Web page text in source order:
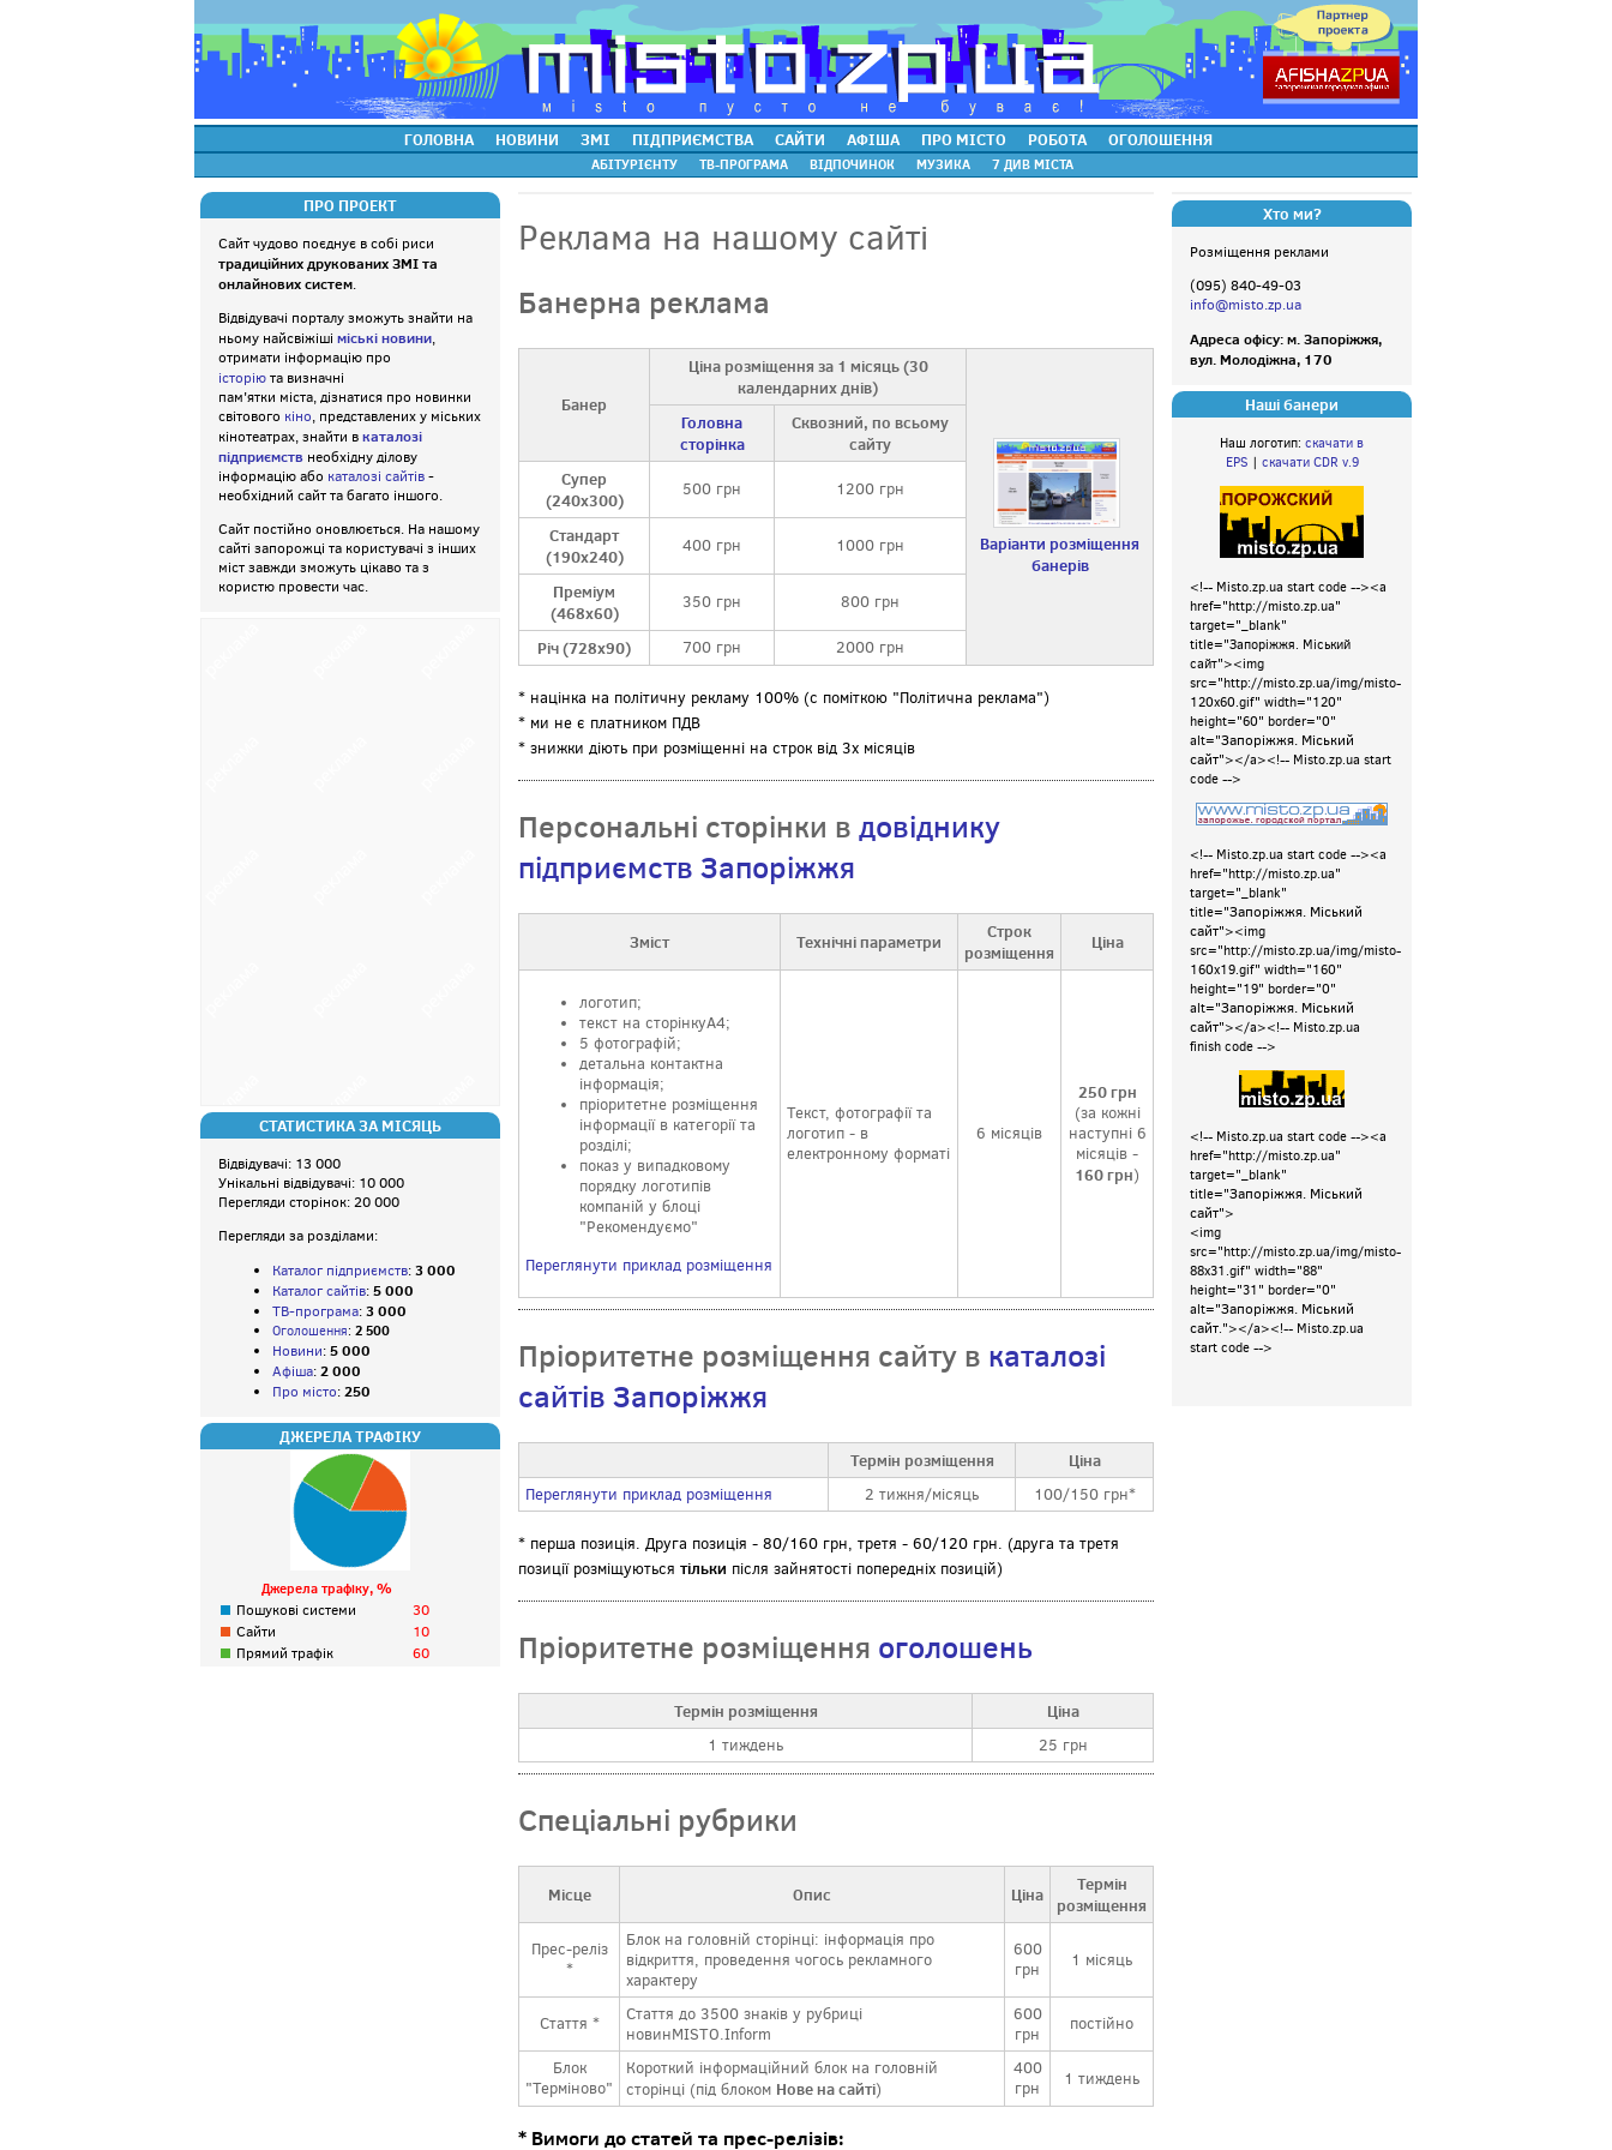
ГОЛОВНА НОВИНИ ЗМІ ПІДПРИЄМСТВА САЙТИ АФІША ПРО МІСТО РОБОТА ОГОЛОШЕННЯ
АБІТУРІЄНТУ ТВ-ПРОГРАМА ВІДПОЧИНОК МУЗИКА 7 ДИВ МІСТА
ПРО ПРОЕКТ
Сайт чудово поєднує в собі риси
традиційних друкованих ЗМІ та
онлайнових систем.
Відвідувачі порталу зможуть знайти на
ньому найсвіжіші міські новини,
отримати інформацію про
історіюта визначні
пам'ятки міста, дізнатися про новинки
світового кіно, представлених у міських
кінотеатрах, знайти вкаталозі
підприємств необхідну ділову
інформацію або каталозі сайтів-
необхідний сайт та багато іншого.
Сайт постійно оновлюється. На нашому
сайті запорожці та користувачі з інших
міст завжди зможуть цікаво та з
користю провести час.
СТАТИСТИКА ЗА МІСЯЦЬ
Відвідувачі: 13 000
Унікальні відвідувачі: 10 000
Перегляди сторінок: 20 000
Перегляди за розділами:
Каталог підприємств:3 000
Каталог сайтів:5 000
ТВ-програма:3 000
Оголошення: 2 500
Новини:5 000
Афіша:2 000
Про місто:250
ДЖЕРЕЛА ТРАФІКУ
Джерела трафіку, %
Пошукові системи
30
Сайти
10
Прямий трафік
60
Реклама на нашому сайті
Банерна реклама
Банер
Ціна розміщення за 1 місяць (30
календарних днів)
Варіанти розміщення
банерів
Головна
сторінка
Сквозний, по всьому
сайту
Супер
(240x300)
500 грн 1200 грн
Стандарт
(190x240)
400 грн 1000 грн
Преміум
(468x60)
350 грн 800 грн
Річ (728x90) 700 грн 2000 грн
* націнка на політичну рекламу 100% (с поміткою "Політична реклама")
* ми не є платником ПДВ
* знижки діють при розміщенні на строк від 3х місяців
Персональні сторінки в довіднику
підприємств Запоріжжя
Зміст Технічні параметри
Строк
розміщення
Ціна
логотип;
текст на сторінкуА4;
5 фотографій;
детальна контактна
інформація;
пріоритетне розміщення
інформації в категорії та
розділі;
показ у випадковому
порядку логотипів
компаній у блоці
"Рекомендуємо"
Переглянути приклад розміщення
Текст, фотографії та
логотип - в
електронному форматі
6 місяців
250 грн
(за кожні
наступні 6
місяців -
160 грн)
Пріоритетне розміщення сайту в каталозі
сайтів Запоріжжя
Термін розміщення Ціна
Переглянути приклад розміщення 2 тижня/місяць 100/150 грн*
* перша позиція. Друга позиція - 80/160 грн, третя - 60/120 грн. (друга та третя
позиції розміщуються тільки після зайнятості попередніх позицій)
Пріоритетне розміщення оголошень
Термін розміщення Ціна
1 тиждень 25 грн
Спеціальні рубрики
Місце Опис Ціна
Термін
розміщення
Прес-реліз
*
Блок на головній сторінці: інформація про
відкриття, проведення чогось рекламного
характеру
600
грн
1 місяць
Стаття *
Стаття до 3500 знаків у рубриці
новинMISTO.Inform
600
грн
постійно
Блок
"Терміново"
Короткий інформаційний блок на головній
сторінці (під блоком Нове на сайті)
400
грн
1 тиждень
* Вимоги до статей та прес-релізів:
Хто ми?
Розміщення реклами
(095) 840-49-03
info@misto.zp.ua
Адреса офісу: м. Запоріжжя,
вул. Молодіжна, 170
Наші банери
Наш логотип: скачати в
EPS | скачати CDR v.9
<!-- Misto.zp.ua start code --><a
href="http://misto.zp.ua"
target="_blank"
title="Запоріжжя. Міський
сайт"><img
src="http://misto.zp.ua/img/misto-
120x60.gif" width="120"
height="60" border="0"
alt="Запоріжжя. Міський
сайт"></a><!-- Misto.zp.ua start
code -->
<!-- Misto.zp.ua start code --><a
href="http://misto.zp.ua"
target="_blank"
title="Запоріжжя. Міський
сайт"><img
src="http://misto.zp.ua/img/misto-
160x19.gif" width="160"
height="19" border="0"
alt="Запоріжжя. Міський
сайт"></a><!-- Misto.zp.ua
finish code -->
<!-- Misto.zp.ua start code --><a
href="http://misto.zp.ua"
target="_blank"
title="Запоріжжя. Міський
сайт">
<img
src="http://misto.zp.ua/img/misto-
88x31.gif" width="88"
height="31" border="0"
alt="Запоріжжя. Міський
сайт."></a><!-- Misto.zp.ua
start code -->